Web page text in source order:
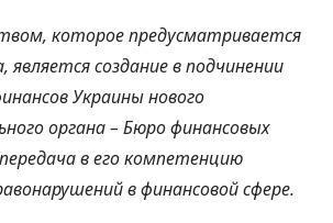
которое предусматривается
является создание в подчинении
Украины нового
органа – Бюро финансовых
в его компетенцию
в финансовой сфере.